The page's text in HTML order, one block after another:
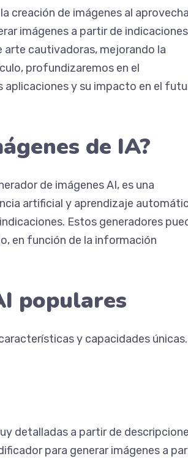
creación de imágenes al
imágenes a partir de
cautivadoras, mejorando la
profundizaremos en el
aplicaciones y su impacto en el
de IA?
de imágenes AI, es una
artificial y aprendizaje
Estos generadores
en función de la información
populares
y capacidades
detalladas a partir de
para generar imágenes a